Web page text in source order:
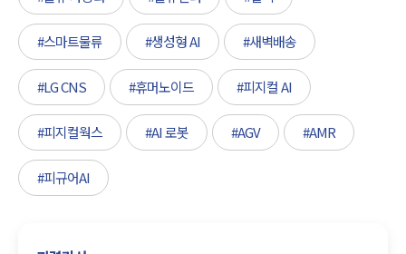
#스마트물류 #생성형 AI #새벽배송
#LG CNS #휴머노이드 #피지컬 AI
#피지컬웍스 #AI 로봇 #AGV #AMR
#피규어AI